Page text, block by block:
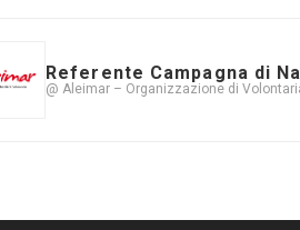
Referente Campagna di
@ Aleimar – Organizzazione di